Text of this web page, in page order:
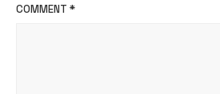
COMMENT *